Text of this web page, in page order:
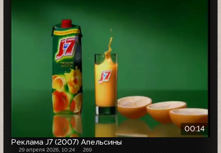
00:14
Реклама J7 (2007) Апельсины
29 апреля 2026, 10:24 269